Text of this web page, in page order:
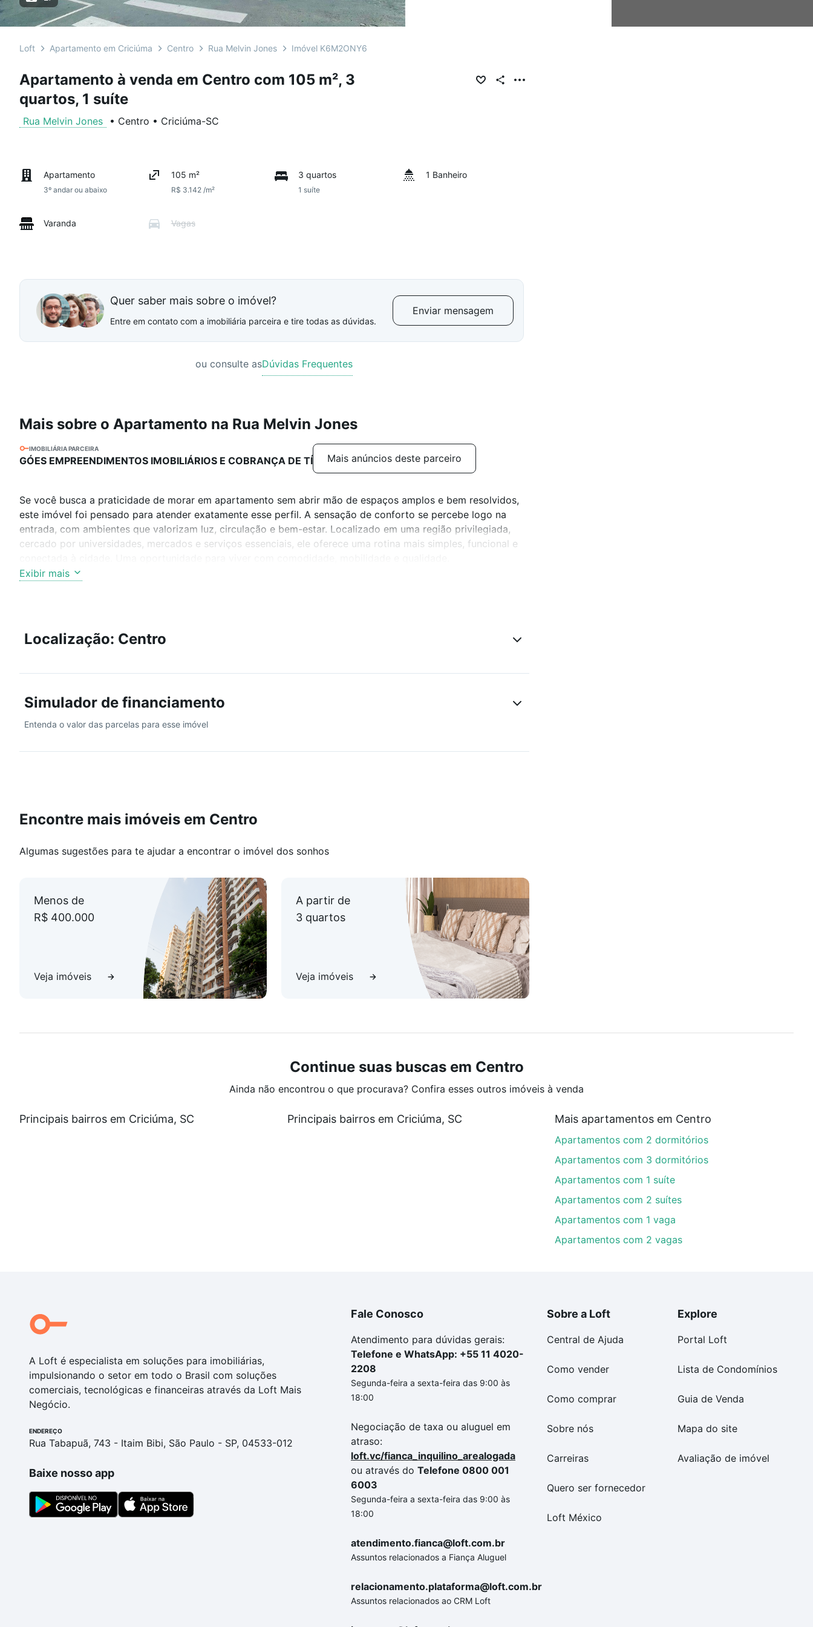
Loft Apartamento em Criciúma Centro Rua Melvin Jones Imóvel K6M2ONY6
Apartamento à venda em Centro com 105 m², 3
quartos, 1 suíte
Rua Melvin Jones • Centro • Criciúma-SC
Apartamento
3º andar ou abaixo
105 m²
R$ 3.142 /m²
3 quartos
1 suíte
1 Banheiro
Varanda Vagas
Quer saber mais sobre o imóvel?
Entre em contato com a imobiliária parceira e tire todas as dúvidas.
Enviar mensagem
ou consulte asDúvidas Frequentes
Mais sobre o Apartamento na Rua Melvin Jones
IMOBILIÁRIA PARCEIRA
GÓES EMPREENDIMENTOS IMOBILIÁRIOS E COBRANÇA DE TÍ Mais anúncios deste parceiro
Se você busca a praticidade de morar em apartamento sem abrir mão de espaços amplos e bem resolvidos,
este imóvel foi pensado para atender exatamente esse perfil. A sensação de conforto se percebe logo na
entrada, com ambientes que valorizam luz, circulação e bem-estar. Localizado em uma região privilegiada,
cercado por universidades, mercados e serviços essenciais, ele oferece uma rotina mais simples, funcional e
Exibir mais
Localização: Centro
Simulador de financiamento
Entenda o valor das parcelas para esse imóvel
Encontre mais imóveis em Centro
Algumas sugestões para te ajudar a encontrar o imóvel dos sonhos
Menos de
R$ 400.000
Veja imóveis
A partir de
3 quartos
Veja imóveis
Continue suas buscas em Centro
Ainda não encontrou o que procurava? Confira esses outros imóveis à venda
Principais bairros em Criciúma, SC Principais bairros em Criciúma, SC Mais apartamentos em Centro
Apartamentos com 2 dormitórios
Apartamentos com 3 dormitórios
Apartamentos com 1 suíte
Apartamentos com 2 suítes
Apartamentos com 1 vaga
Apartamentos com 2 vagas
A Loft é especialista em soluções para imobiliárias,
impulsionando o setor em todo o Brasil com soluções
comerciais, tecnológicas e financeiras através da Loft Mais
Negócio.
ENDEREÇO
Rua Tabapuã, 743 - Itaim Bibi, São Paulo - SP, 04533-012
Baixe nosso app
Fale Conosco
Atendimento para dúvidas gerais:
Telefone e WhatsApp: +55 11 4020-
2208
Segunda-feira a sexta-feira das 9:00 às
18:00
Negociação de taxa ou aluguel em
atraso:
loft.vc/fianca_inquilino_arealogada
ou através do Telefone 0800 001
6003
Segunda-feira a sexta-feira das 9:00 às
18:00
atendimento.fianca@loft.com.br
Assuntos relacionados a Fiança Aluguel
relacionamento.plataforma@loft.com.br
Assuntos relacionados ao CRM Loft
Sobre a Loft
Central de Ajuda
Como vender
Como comprar
Sobre nós
Carreiras
Quero ser fornecedor
Loft México
Explore
Portal Loft
Lista de Condomínios
Guia de Venda
Mapa do site
Avaliação de imóvel